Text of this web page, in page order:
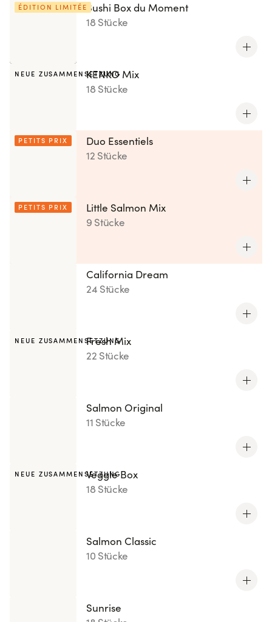
ÉDITION LIMITÉE Sushi Box du Moment
18 Stücke
NEUE ZUSAMMENSETZUNG
KENKO Mix
18 Stücke
PETITS PRIX
Duo Essentiels
12 Stücke
PETITS PRIX
Little Salmon Mix
9 Stücke
California Dream
24 Stücke
NEUE ZUSAMMENSETZUNG
Fresh Mix
22 Stücke
Salmon Original
11 Stücke
NEUE ZUSAMMENSETZUNG
Veggie Box
18 Stücke
Salmon Classic
10 Stücke
Sunrise